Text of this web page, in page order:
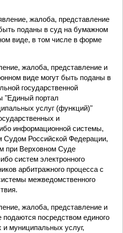
жалоба, представление
поданы в суд на бумажном
виде, в том числе в форме
жалоба, представление и
виде могут быть поданы в
государственной
"Единый портал
услуг (функций)"
и
информационной системы,
Судом Российской Федерации,
при Верховном Суде
систем электронного
арбитражного процесса с
межведомственного
жалоба, представление и
посредством единого
и муниципальных услуг,